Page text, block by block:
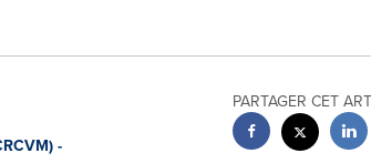
-
PARTAGER CET